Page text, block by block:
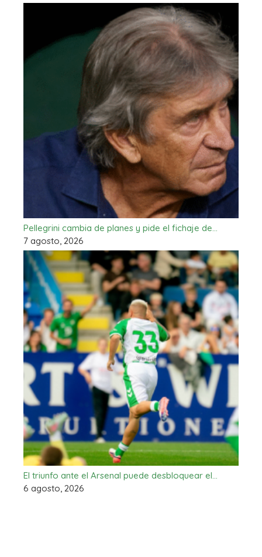
Pellegrini cambia de planes y pide el fichaje de…
7 agosto, 2026
El triunfo ante el Arsenal puede desbloquear el…
6 agosto, 2026